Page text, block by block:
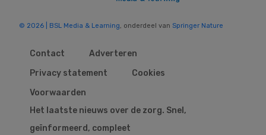
© 2026 | BSL Media & Learning , onderdeel van Springer Nature
Contact
Adverteren
Privacy statement
Cookies
Voorwaarden
Het laatste nieuws over de zorg. Snel,
geïnformeerd, compleet